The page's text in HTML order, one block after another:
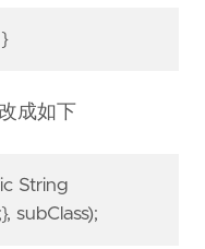
成如下
String
subClass);